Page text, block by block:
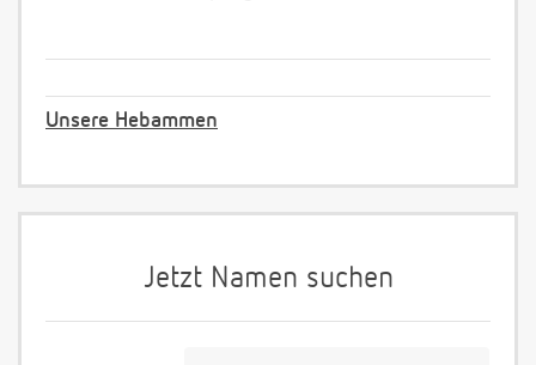
Unsere Hebammen
Jetzt Namen suchen